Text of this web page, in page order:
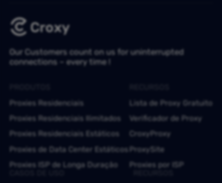
Our Customers count on us for uninterrupted
connections – every time !
Proxies Residenciais
Proxies Residenciais Ilimitados
Proxies Residenciais Estáticos
Proxies de Data Center Estáticos
Proxies ISP de Longa Duração
Lista de Proxy Gratuito
Verificador de Proxy
CroxyProxy
ProxySite
Proxies por ISP